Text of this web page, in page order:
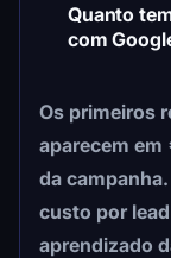
Quanto
com
Os primeiros
aparecem
da
custo por
aprendizado